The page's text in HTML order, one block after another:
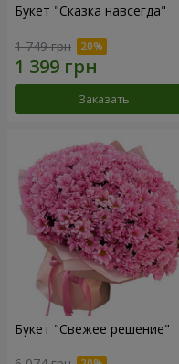
Букет "Сказка навсегда"
1 749 грн
Заказать
Букет "Свежее решение"